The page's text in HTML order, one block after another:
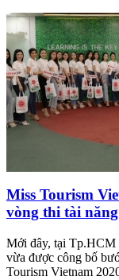
Miss Tourism
vòng thi tài năng
Mới đây, tại Tp.HCM
vừa được công bố
Tourism Vietnam